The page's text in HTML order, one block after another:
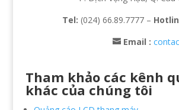
Tel: (024) 66.89.7777 –
Email :
Tham khảo các kênh
khác của chúng tôi